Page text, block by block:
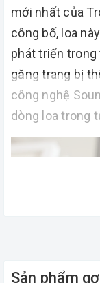
mới nhất của
công bố, loa
phát triển trong
găng trang bị
công nghệ
dòng loa trong
Sản phẩm